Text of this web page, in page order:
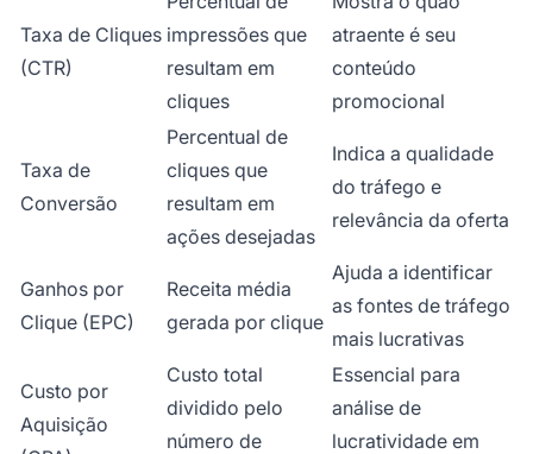
Taxa de Cliques
(CTR)
impressões que
resultam em
cliques
atraente é seu
conteúdo
promocional
Taxa de
Conversão
Percentual de
cliques que
resultam em
ações desejadas
Indica a qualidade
do tráfego e
relevância da oferta
Ganhos por
Clique (EPC)
Receita média
gerada por clique
Ajuda a identificar
as fontes de tráfego
mais lucrativas
Custo por
Aquisição
Custo total
dividido pelo
número de
Essencial para
análise de
lucratividade em